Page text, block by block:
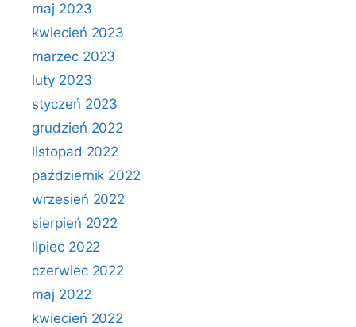
maj 2023
kwiecień 2023
marzec 2023
luty 2023
styczeń 2023
grudzień 2022
listopad 2022
październik 2022
wrzesień 2022
sierpień 2022
lipiec 2022
czerwiec 2022
maj 2022
kwiecień 2022